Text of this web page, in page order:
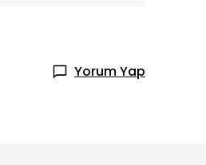
Yorum Yap